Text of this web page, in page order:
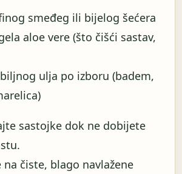
smeđeg ili bijelog šećera
aloe vere (što čišći sastav,
ulja po izboru (badem,
sastojke dok ne dobijete
na čiste, blago navlažene